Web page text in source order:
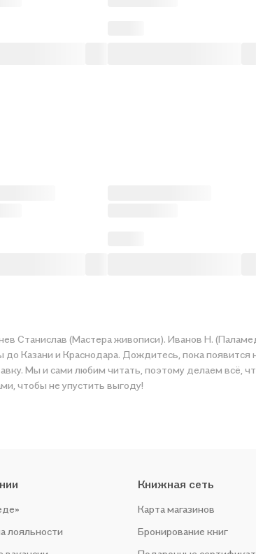
Станислав (Мастера живописи). Иванов Н.
Казани и Краснодара. Дождитесь, пока
Мы и сами любим читать, поэтому делаем
чтобы не упустить выгоду!
лояльности
Книжная сеть
Карта магазинов
Бронирование книг